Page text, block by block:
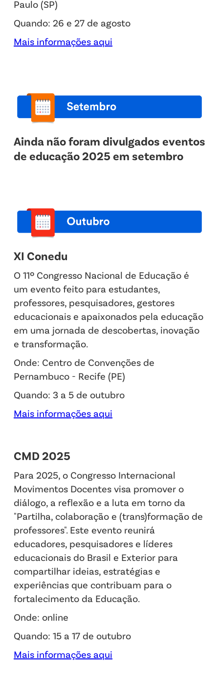
Paulo (SP)
Quando: 26 e 27 de agosto
Mais informações aqui
Ainda não foram divulgados eventos
de educação 2025 em setembro
XI Conedu
O 11º Congresso Nacional de Educação é
um evento feito para estudantes,
professores, pesquisadores, gestores
educacionais e apaixonados pela educação
em uma jornada de descobertas, inovação
e transformação.
Onde: Centro de Convenções de
Pernambuco - Recife (PE)
Quando: 3 a 5 de outubro
Mais informações aqui
CMD 2025
Para 2025, o Congresso Internacional
Movimentos Docentes visa promover o
diálogo, a reflexão e a luta em torno da
"Partilha, colaboração e (trans)formação de
professores". Este evento reunirá
educadores, pesquisadores e líderes
educacionais do Brasil e Exterior para
compartilhar ideias, estratégias e
experiências que contribuam para o
fortalecimento da Educação.
Onde: online
Quando: 15 a 17 de outubro
Mais informações aqui